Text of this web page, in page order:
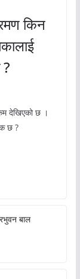
किन
देखिएको छ ।
छ ?
बाल